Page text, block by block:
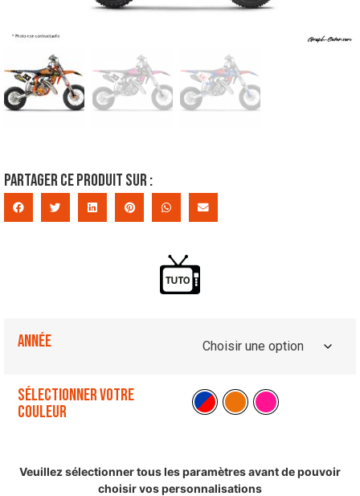
Partager ce produit sur :
Année
Sélectionner votre
couleur
Veuillez sélectionner tous les paramètres avant de pouvoir
choisir vos personnalisations